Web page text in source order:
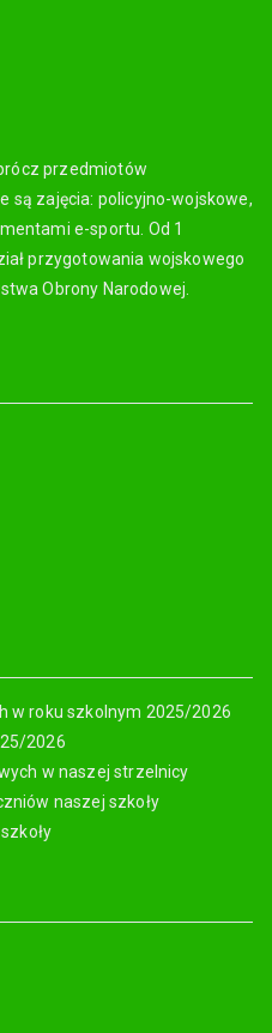
przedmiotów
są zajęcia: policyjno-wojskowe,
e-sportu. Od 1
przygotowania wojskowego
Obrony Narodowej.
w roku szkolnym 2025/2026
2026
w naszej strzelnicy
naszej szkoły